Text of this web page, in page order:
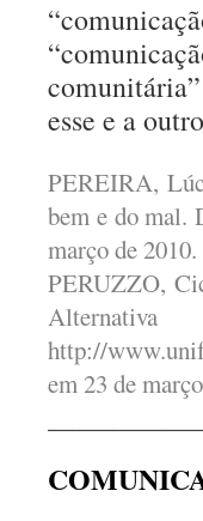
esse e a
PEREIRA,
bem e do mal.
março de 2010.
PERUZZO,
http://
em 23 de